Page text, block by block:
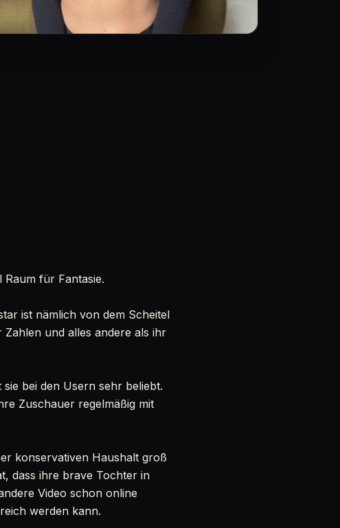
für Fantasie.
ist nämlich von dem Scheitel
und alles andere als ihr
bei den Usern sehr beliebt.
Zuschauer regelmäßig mit
konservativen Haushalt groß
dass ihre brave Tochter in
Video schon online
werden kann.